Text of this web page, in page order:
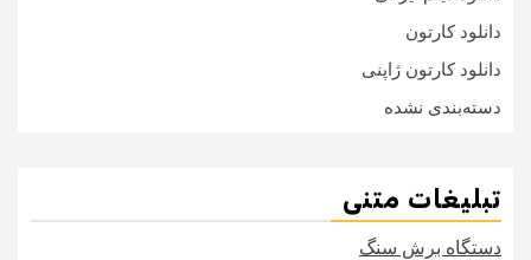
دانلود کارتون
دانلود کارتون ژاپنی
دسته‌بندی نشده
تبلیغات متنی
دستگاه برش سنگ